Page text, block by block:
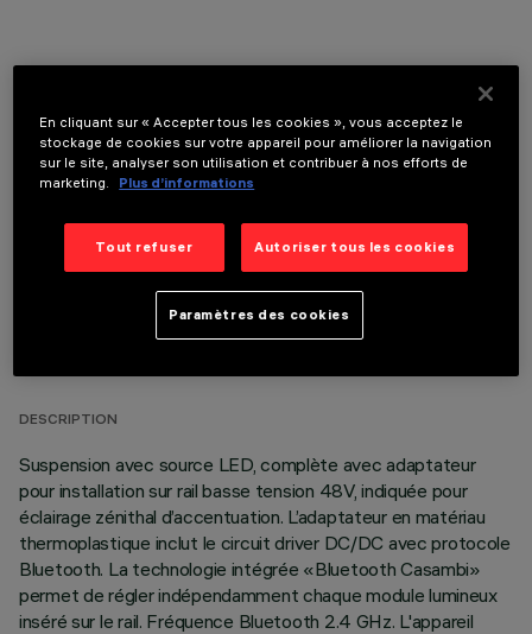
COMPOSANTS OPTIONNELS
DONNÉES TECHNIQUES
DESCRIPTION
Suspension avec source LED, complète avec adaptateur
pour installation sur rail basse tension 48V, indiquée pour
éclairage zénithal d’accentuation. L’adaptateur en matériau
thermoplastique inclut le circuit driver DC/DC avec protocole
Bluetooth. La technologie intégrée «Bluetooth Casambi»
permet de régler indépendamment chaque module lumineux
inséré sur le rail. Fréquence Bluetooth 2.4 GHz. L'appareil
En cliquant sur « Accepter tous les cookies », vous acceptez le
stockage de cookies sur votre appareil pour améliorer la navigation
sur le site, analyser son utilisation et contribuer à nos efforts de
marketing.
Plus d’informations
Tout refuser Autoriser tous les cookies
Paramètres des cookies